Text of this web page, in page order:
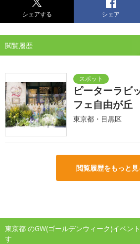
シェアする シェア
閲覧履歴
ピーターラビ
フェ自由が丘
東京都・目黒区
閲覧履歴をもっと見
東京都 のGW(ゴールデンウィーク)イベン
す